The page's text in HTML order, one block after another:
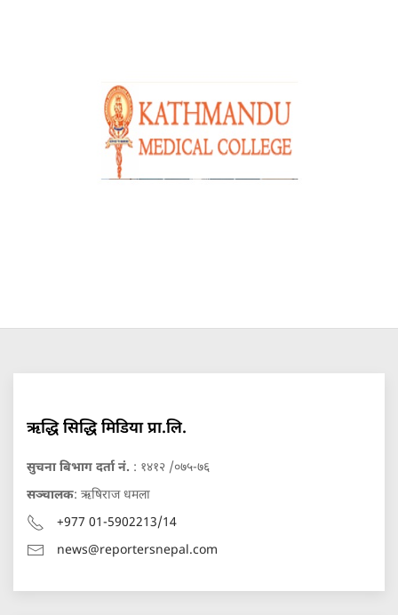
ऋद्धि सिद्धि मिडिया प्रा.लि.
सुचना बिभाग दर्ता नं. : १४१२ /०७५-७६
सञ्चालक: ऋषिराज धमला
+977 01-5902213/14
news@reportersnepal.com